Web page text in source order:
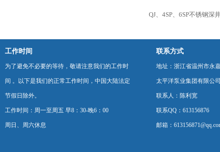
QJ、4SP、6SP不锈钢深
工作时间
为了避免不必要的等待，敬请注意我们的工作时
间 。以下是我们的正常工作时间，中国大陆法定
节假日除外。
工作时间：周一至周五 早8：30-晚6：00
周日、周六休息
联系方式
地址：浙江省温州市永
太平洋泵业集团有限公
联系人：陈利宽
联系QQ：613156876
邮箱：